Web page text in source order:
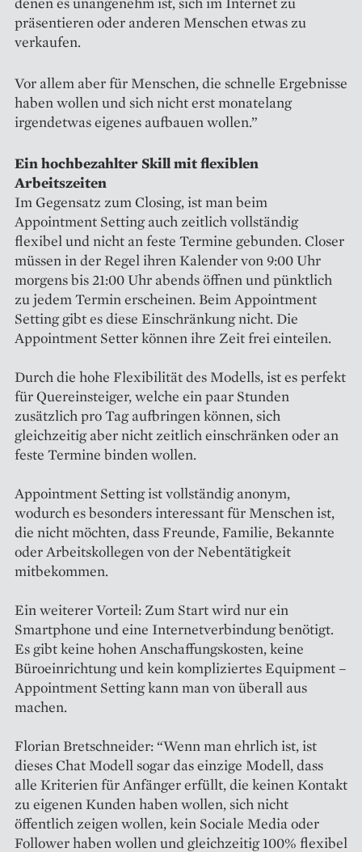
präsentieren oder anderen Menschen etwas zu
verkaufen.
Vor allem aber für Menschen, die schnelle Ergebnisse
haben wollen und sich nicht erst monatelang
irgendetwas eigenes aufbauen wollen.”
Ein hochbezahlter Skill mit flexiblen
Arbeitszeiten
Im Gegensatz zum Closing, ist man beim
Appointment Setting auch zeitlich vollständig
flexibel und nicht an feste Termine gebunden. Closer
müssen in der Regel ihren Kalender von 9:00 Uhr
morgens bis 21:00 Uhr abends öffnen und pünktlich
zu jedem Termin erscheinen. Beim Appointment
Setting gibt es diese Einschränkung nicht. Die
Appointment Setter können ihre Zeit frei einteilen.
Durch die hohe Flexibilität des Modells, ist es perfekt
für Quereinsteiger, welche ein paar Stunden
zusätzlich pro Tag aufbringen können, sich
gleichzeitig aber nicht zeitlich einschränken oder an
feste Termine binden wollen.
Appointment Setting ist vollständig anonym,
wodurch es besonders interessant für Menschen ist,
die nicht möchten, dass Freunde, Familie, Bekannte
oder Arbeitskollegen von der Nebentätigkeit
mitbekommen.
Ein weiterer Vorteil: Zum Start wird nur ein
Smartphone und eine Internetverbindung benötigt.
Es gibt keine hohen Anschaffungskosten, keine
Büroeinrichtung und kein kompliziertes Equipment –
Appointment Setting kann man von überall aus
machen.
Florian Bretschneider: “Wenn man ehrlich ist, ist
dieses Chat Modell sogar das einzige Modell, dass
alle Kriterien für Anfänger erfüllt, die keinen Kontakt
zu eigenen Kunden haben wollen, sich nicht
öffentlich zeigen wollen, kein Sociale Media oder
Follower haben wollen und gleichzeitig 100% flexibel